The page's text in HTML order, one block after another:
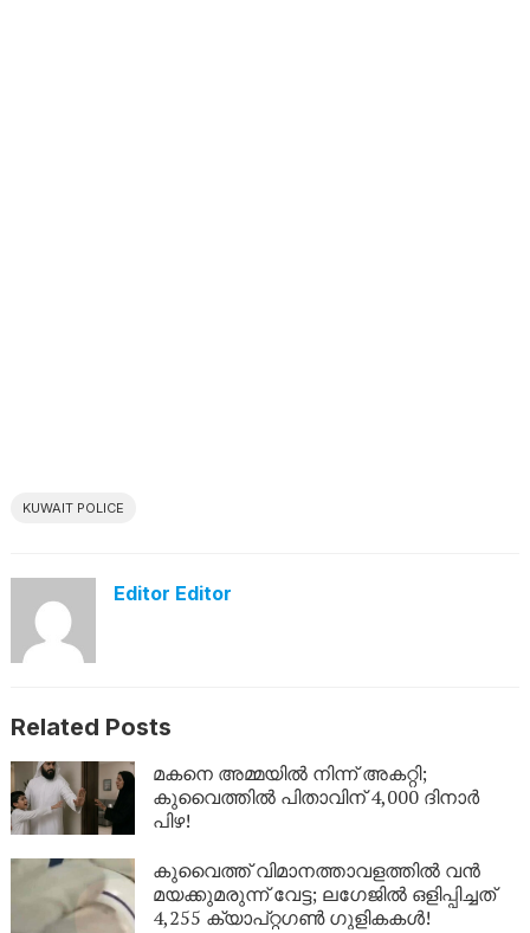
KUWAIT POLICE
Editor Editor
Related Posts
മകനെ അമ്മയിൽ നിന്ന് അകറ്റി;
കുവൈത്തിൽ പിതാവിന് 4,000 ദിനാർ
പിഴ!
കുവൈത്ത് വിമാനത്താവളത്തിൽ വൻ
മയക്കുമരുന്ന് വേട്ട; ലഗേജിൽ ഒളിപ്പിച്ചത്
4,255 ക്യാപ്റ്റഗൺ ഗുളികകൾ!